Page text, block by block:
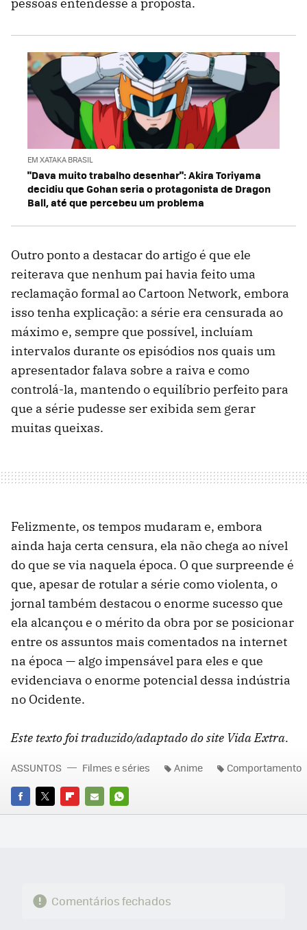
EM XATAKA BRASIL
"Dava muito trabalho desenhar": Akira Toriyama
decidiu que Gohan seria o protagonista de Dragon
Ball, até que percebeu um problema
Outro ponto a destacar do artigo é que ele
reiterava que nenhum pai havia feito uma
reclamação formal ao Cartoon Network, embora
isso tenha explicação: a série era censurada ao
máximo e, sempre que possível, incluíam
intervalos durante os episódios nos quais um
apresentador falava sobre a raiva e como
controlá-la, mantendo o equilíbrio perfeito para
que a série pudesse ser exibida sem gerar
muitas queixas.
Felizmente, os tempos mudaram e, embora
ainda haja certa censura, ela não chega ao nível
do que se via naquela época. O que surpreende é
que, apesar de rotular a série como violenta, o
jornal também destacou o enorme sucesso que
ela alcançou e o mérito da obra por se posicionar
entre os assuntos mais comentados na internet
na época — algo impensável para eles e que
evidenciava o enorme potencial dessa indústria
no Ocidente.
Este texto foi traduzido/adaptado do site Vida Extra.
FACEBOOK
TWITTERFLIPBOARD
E-
WHATSAPP
ASSUNTOS Filmes e séries Anime Comportamento
Comentários fechados